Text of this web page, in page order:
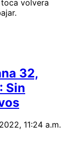
volvera
32,
Sin
11:24 a.m.